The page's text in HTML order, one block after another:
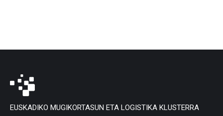
EUSKADIKO MUGIKORTASUN ETA LOGISTIKA KLUSTERRA